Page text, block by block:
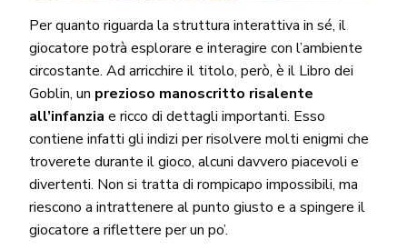
Per quanto riguarda la struttura interattiva in sé, il
giocatore potrà esplorare e interagire con l’ambiente
circostante. Ad arricchire il titolo, però, è il Libro dei
Goblin, un prezioso manoscritto risalente
all’infanzia e ricco di dettagli importanti. Esso
contiene infatti gli indizi per risolvere molti enigmi che
troverete durante il gioco, alcuni davvero piacevoli e
divertenti. Non si tratta di rompicapo impossibili, ma
riescono a intrattenere al punto giusto e a spingere il
giocatore a riflettere per un po’.